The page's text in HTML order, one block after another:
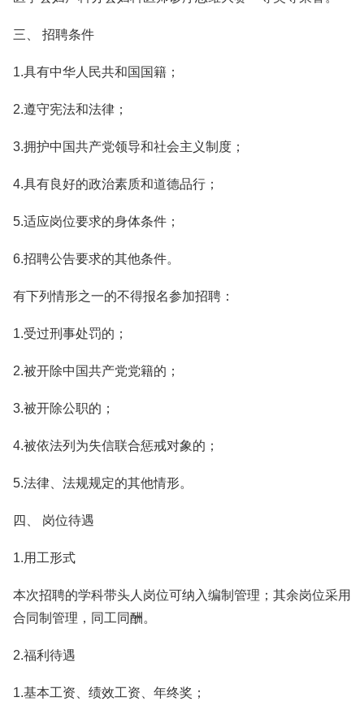
三、 招聘条件
1.具有中华人民共和国国籍；
2.遵守宪法和法律；
3.拥护中国共产党领导和社会主义制度；
4.具有良好的政治素质和道德品行；
5.适应岗位要求的身体条件；
6.招聘公告要求的其他条件。
有下列情形之一的不得报名参加招聘：
1.受过刑事处罚的；
2.被开除中国共产党党籍的；
3.被开除公职的；
4.被依法列为失信联合惩戒对象的；
5.法律、法规规定的其他情形。
四、 岗位待遇
1.用工形式
本次招聘的学科带头人岗位可纳入编制管理；其余岗位采用
合同制管理，同工同酬。
2.福利待遇
1.基本工资、绩效工资、年终奖；